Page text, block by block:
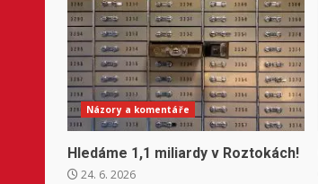
Názory a komentáře
Hledáme 1,1 miliardy v Roztokách!
24. 6. 2026